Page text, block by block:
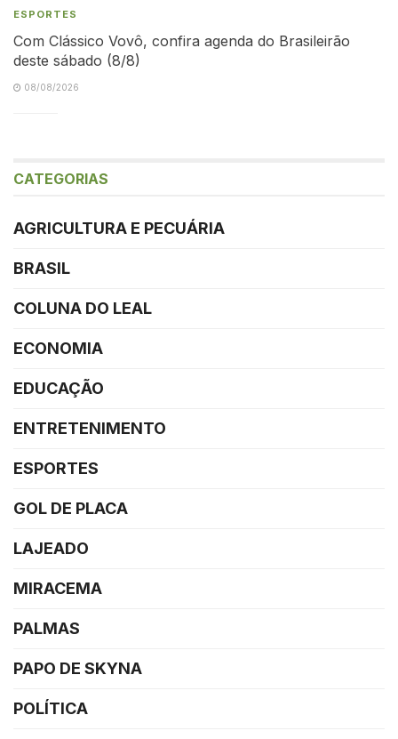
ESPORTES
Com Clássico Vovô, confira agenda do Brasileirão
deste sábado (8/8)
08/08/2026
CATEGORIAS
AGRICULTURA E PECUÁRIA
BRASIL
COLUNA DO LEAL
ECONOMIA
EDUCAÇÃO
ENTRETENIMENTO
ESPORTES
GOL DE PLACA
LAJEADO
MIRACEMA
PALMAS
PAPO DE SKYNA
POLÍTICA